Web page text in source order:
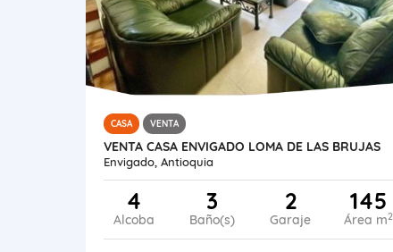
CASA VENTA
VENTA CASA ENVIGADO LOMA DE LAS BRUJAS
Envigado, Antioquia
4
Alcoba
3
Baño(s)
2
Garaje
145
Área m2